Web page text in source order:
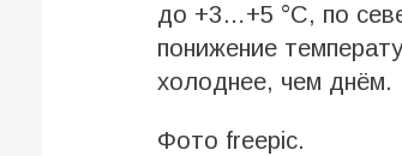
до +3…+5 °С, по
понижение
холоднее, чем днём.
Фото freepic.